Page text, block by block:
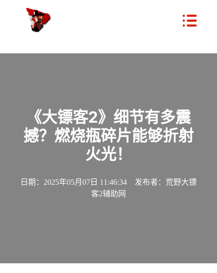
《大镖客2》细节有多震
撼？燃烧瓶碎片能够折射
火光！
日期：2025年05月07日 11:46:34 发布者：荒野大镖
客2辅助网